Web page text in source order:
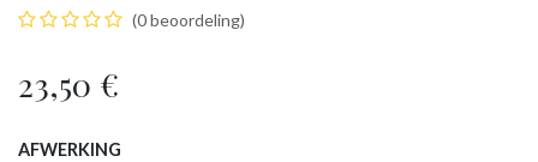
(0 beoordeling)
23,50 €
AFWERKING